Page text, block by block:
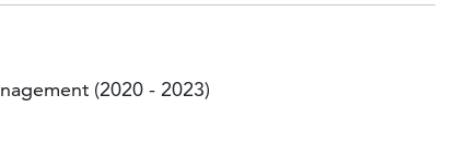
(2020 - 2023)